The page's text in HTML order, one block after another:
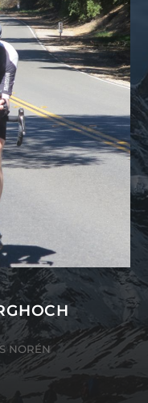
NORÉN